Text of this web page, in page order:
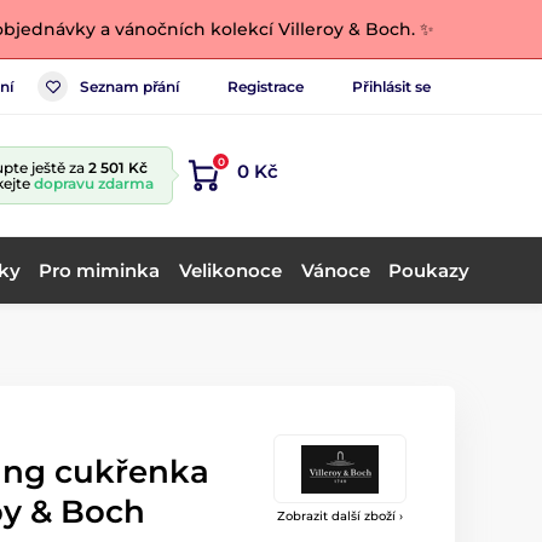
a vánočních kolekcí Villeroy & Boch. ✨
Seznam přání Registrace Přihlásit se
ještě za 2 501 Kč
dopravu zdarma
0 0 Kč
Pro miminka Velikonoce Vánoce Poukazy
Zobrazit další zboží ›
cukřenka
& Boch